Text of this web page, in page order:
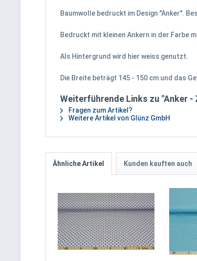
Baumwolle bedruckt im Design "Anker".
Bedruckt mit kleinen Ankern in der Farbe
Als Hintergrund wird hier weiss genutzt.
Die Breite beträgt 145 - 150 cm und das
Weiterführende Links zu "Anker -
Fragen zum Artikel?
Weitere Artikel von Glünz GmbH
Ähnliche Artikel Kunden kauften auch